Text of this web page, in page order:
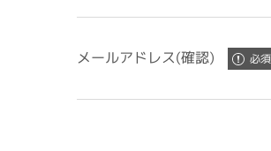
メールアドレス(確認)